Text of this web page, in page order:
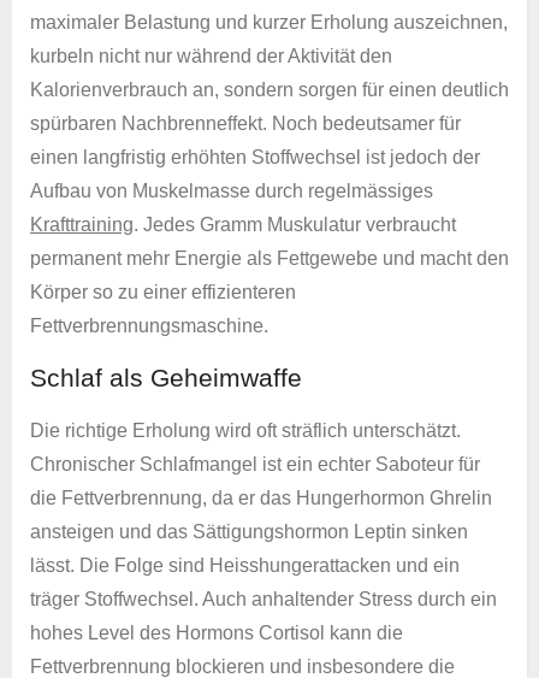
maximaler Belastung und kurzer Erholung auszeichnen,
kurbeln nicht nur während der Aktivität den
Kalorienverbrauch an, sondern sorgen für einen deutlich
spürbaren Nachbrenneffekt. Noch bedeutsamer für
einen langfristig erhöhten Stoffwechsel ist jedoch der
Aufbau von Muskelmasse durch regelmässiges
Krafttraining. Jedes Gramm Muskulatur verbraucht
permanent mehr Energie als Fettgewebe und macht den
Körper so zu einer effizienteren
Fettverbrennungsmaschine.
Schlaf als Geheimwaffe
Die richtige Erholung wird oft sträflich unterschätzt.
Chronischer Schlafmangel ist ein echter Saboteur für
die Fettverbrennung, da er das Hungerhormon Ghrelin
ansteigen und das Sättigungshormon Leptin sinken
lässt. Die Folge sind Heisshungerattacken und ein
träger Stoffwechsel. Auch anhaltender Stress durch ein
hohes Level des Hormons Cortisol kann die
Fettverbrennung blockieren und insbesondere die